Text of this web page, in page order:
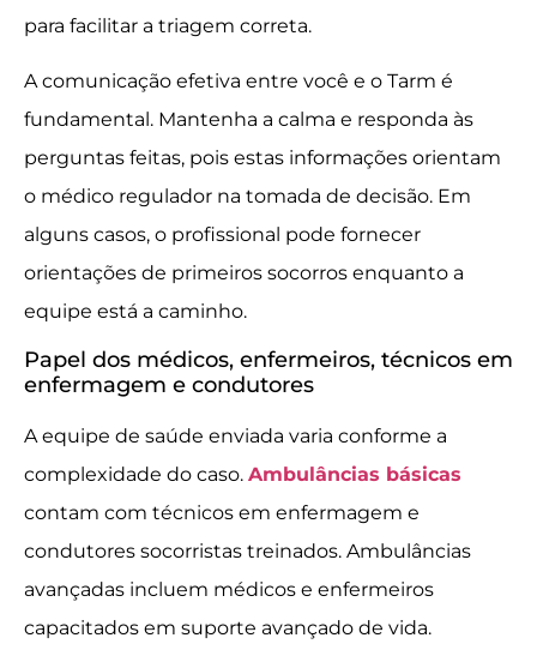
para facilitar a triagem correta.
A comunicação efetiva entre você e o Tarm é
fundamental. Mantenha a calma e responda às
perguntas feitas, pois estas informações orientam
o médico regulador na tomada de decisão. Em
alguns casos, o profissional pode fornecer
orientações de primeiros socorros enquanto a
equipe está a caminho.
Papel dos médicos, enfermeiros, técnicos em
enfermagem e condutores
A equipe de saúde enviada varia conforme a
complexidade do caso. Ambulâncias básicas
contam com técnicos em enfermagem e
condutores socorristas treinados. Ambulâncias
avançadas incluem médicos e enfermeiros
capacitados em suporte avançado de vida.